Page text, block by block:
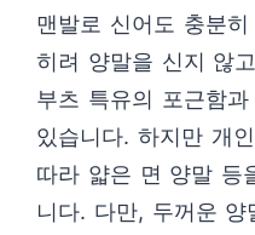
맨발로 신어도 충분
히려 양말을 신지 않
부츠 특유의 포근함
있습니다. 하지만 개
따라 얇은 면 양말 등
니다. 다만, 두꺼운